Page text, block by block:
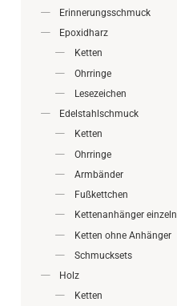
Erinnerungsschmuck
Epoxidharz
Ketten
Ohrringe
Lesezeichen
Edelstahlschmuck
Ketten
Ohrringe
Armbänder
Fußkettchen
Kettenanhänger einzeln
Ketten ohne Anhänger
Schmucksets
Holz
Ketten